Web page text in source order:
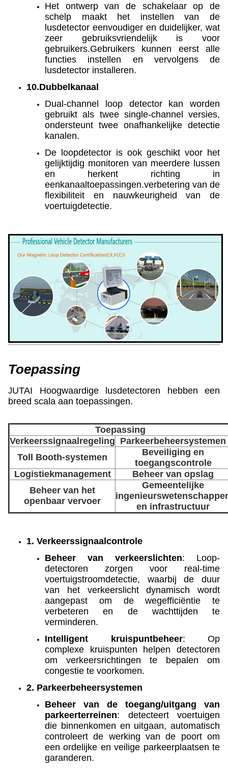
Het ontwerp van de schakelaar op de
schelp maakt het instellen van de
lusdetector eenvoudiger en duidelijker, wat
zeer gebruiksvriendelijk is voor
gebruikers.Gebruikers kunnen eerst alle
functies instellen en vervolgens de
lusdetector installeren.
10.Dubbelkanaal
Dual-channel loop detector kan worden
gebruikt als twee single-channel versies,
ondersteunt twee onafhankelijke detectie
kanalen.
De loopdetector is ook geschikt voor het
gelijktijdig monitoren van meerdere lussen
en herkent richting in
eenkanaaltoepassingen.verbetering van de
flexibiliteit en nauwkeurigheid van de
voertuigdetectie.
Toepassing
JUTAI Hoogwaardige lusdetectoren hebben een
breed scala aan toepassingen.
Toepassing
Verkeerssignaalregeling Parkeerbeheersystemen
Toll Booth-systemen
Beveiliging en
toegangscontrole
Logistiekmanagement
Beheer van opslag
Beheer van het
openbaar vervoer
Gemeentelijke
en infrastructuur
1. Verkeerssignaalcontrole
Beheer van verkeerslichten: Loop-
detectoren zorgen voor real-time
voertuigstroomdetectie, waarbij de duur
van het verkeerslicht dynamisch wordt
aangepast om de wegefficiëntie te
verbeteren en de wachttijden te
verminderen.
Intelligent kruispuntbeheer: Op
complexe kruispunten helpen detectoren
om verkeersrichtingen te bepalen om
congestie te voorkomen.
2. Parkeerbeheersystemen
Beheer van de toegang/uitgang van
parkeerterreinen: detecteert voertuigen
die binnenkomen en uitgaan, automatisch
controleert de werking van de poort om
een ordelijke en veilige parkeerplaatsen te
garanderen.